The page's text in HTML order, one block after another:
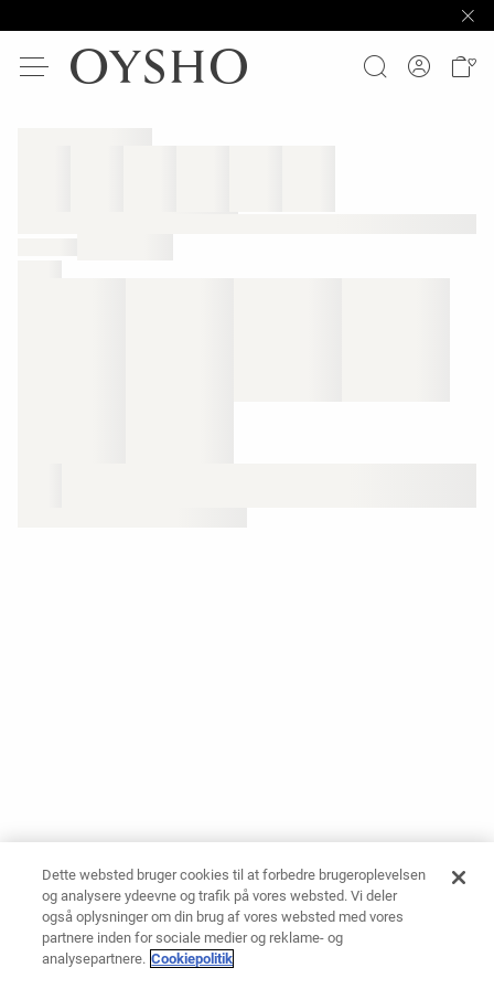
Dette websted bruger cookies til at forbedre brugeroplevelsen
og analysere ydeevne og trafik på vores websted. Vi deler
også oplysninger om din brug af vores websted med vores
partnere inden for sociale medier og reklame- og
analysepartnere. Cookiepolitik